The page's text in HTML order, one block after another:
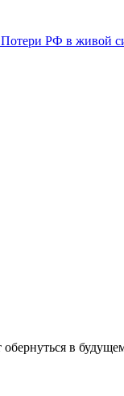
РФ в живой
в